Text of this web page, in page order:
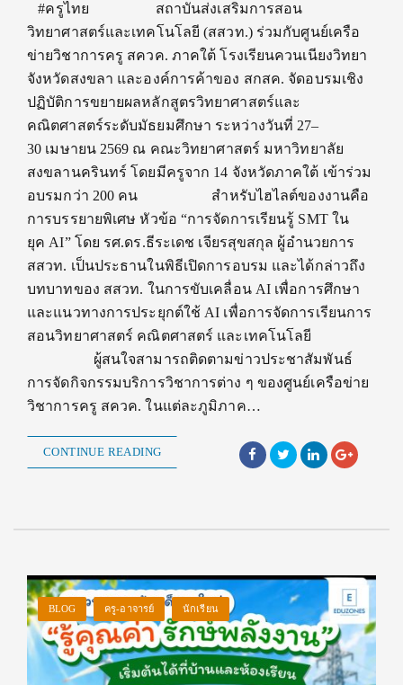
#ครูไทย สถาบันส่งเสริมการสอน
วิทยาศาสตร์และเทคโนโลยี (สสวท.) ร่วมกับศูนย์เครือ
ข่ายวิชาการครู สควค. ภาคใต้ โรงเรียนควนเนียงวิทยา
จังหวัดสงขลา และองค์การค้าของ สกสค. จัดอบรมเชิง
ปฏิบัติการขยายผลหลักสูตรวิทยาศาสตร์และ
คณิตศาสตร์ระดับมัธยมศึกษา ระหว่างวันที่ 27–
30 เมษายน 2569 ณ คณะวิทยาศาสตร์ มหาวิทยาลัย
สงขลานครินทร์ โดยมีครูจาก 14 จังหวัดภาคใต้ เข้าร่วม
อบรมกว่า 200 คน สำหรับไฮไลต์ของงานคือ
การบรรยายพิเศษ หัวข้อ “การจัดการเรียนรู้ SMT ใน
ยุค AI” โดย รศ.ดร.ธีระเดช เจียรสุขสกุล ผู้อำนวยการ
สสวท. เป็นประธานในพิธีเปิดการอบรม และได้กล่าวถึง
บทบาทของ สสวท. ในการขับเคลื่อน AI เพื่อการศึกษา
และแนวทางการประยุกต์ใช้ AI เพื่อการจัดการเรียนการ
สอนวิทยาศาสตร์ คณิตศาสตร์ และเทคโนโลยี
ผู้สนใจสามารถติดตามข่าวประชาสัมพันธ์
การจัดกิจกรรมบริการวิชาการต่าง ๆ ของศูนย์เครือข่าย
วิชาการครู สควค. ในแต่ละภูมิภาค…
CONTINUE READING
BLOG ครู-อาจารย์ นักเรียน